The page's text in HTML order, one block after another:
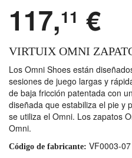
117,11 €
VIRTUIX OMNI
Los Omni Shoes están
sesiones de juego largas y
de baja fricción patentada con
diseñada que estabiliza el pie y
se utiliza el Omni. Los zapatos
Omni.
Código de fabricante: VF0003-07